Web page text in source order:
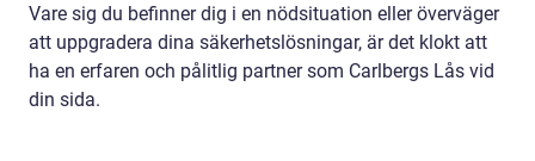
Vare sig du befinner dig i en nödsituation eller överväger
att uppgradera dina säkerhetslösningar, är det klokt att
ha en erfaren och pålitlig partner som Carlbergs Lås vid
din sida.